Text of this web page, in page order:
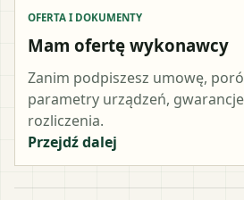
OFERTA I DOKUMENTY
Mam ofertę wykonawcy
Zanim podpiszesz umowę,
parametry urządzeń,
rozliczenia.
Przejdź dalej